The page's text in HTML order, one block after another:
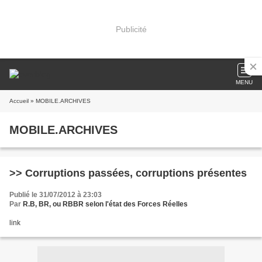
Publicité
MENU
Accueil » MOBILE.ARCHIVES
MOBILE.ARCHIVES
>> Corruptions passées, corruptions présentes
Publié le 31/07/2012 à 23:03
Par R.B, BR, ou RBBR selon l'état des Forces Réelles
link